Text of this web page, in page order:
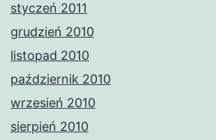
styczeń 2011
grudzień 2010
listopad 2010
październik 2010
wrzesień 2010
sierpień 2010